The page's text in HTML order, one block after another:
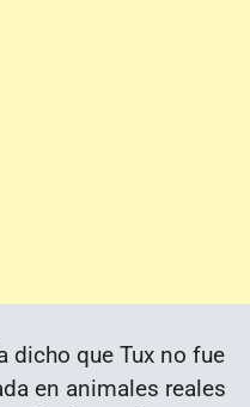
dicho que Tux no fue
en animales reales